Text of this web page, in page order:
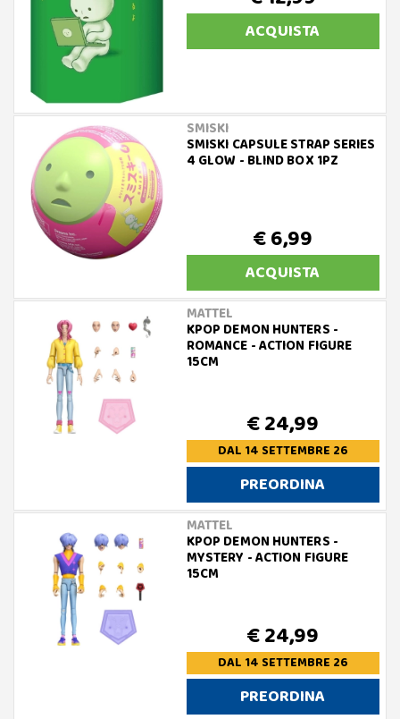
ACQUISTA
SMISKI
SMISKI CAPSULE STRAP SERIES
4 GLOW - BLIND BOX 1PZ
€ 6,99
ACQUISTA
MATTEL
KPOP DEMON HUNTERS -
ROMANCE - ACTION FIGURE
15CM
€ 24,99
DAL 14 SETTEMBRE 26
PREORDINA
MATTEL
KPOP DEMON HUNTERS -
MYSTERY - ACTION FIGURE
15CM
€ 24,99
DAL 14 SETTEMBRE 26
PREORDINA